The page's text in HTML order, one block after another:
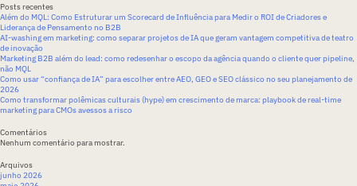
Posts recentes
Além do MQL: Como Estruturar um Scorecard de Influência para Medir o ROI de Criadores e
Liderança de Pensamento no B2B
AI-washing em marketing: como separar projetos de IA que geram vantagem competitiva de teatro
de inovação
Marketing B2B além do lead: como redesenhar o escopo da agência quando o cliente quer pipeline,
não MQL
Como usar “confiança de IA” para escolher entre AEO, GEO e SEO clássico no seu planejamento de
2026
Como transformar polêmicas culturais (hype) em crescimento de marca: playbook de real-time
marketing para CMOs avessos a risco
Comentários
Nenhum comentário para mostrar.
Arquivos
junho 2026